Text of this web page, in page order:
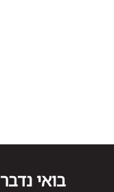
בואי נדבר